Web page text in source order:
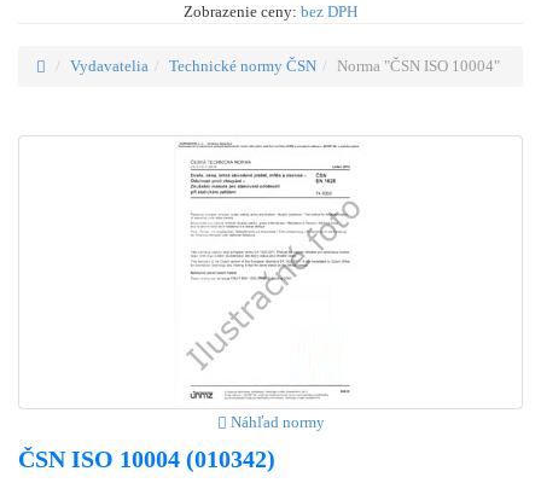
Zobrazenie ceny: bez DPH
Vydavatelia Technické normy ČSN Norma "ČSN ISO 10004"
Náhľad normy
ČSN ISO 10004 (010342)